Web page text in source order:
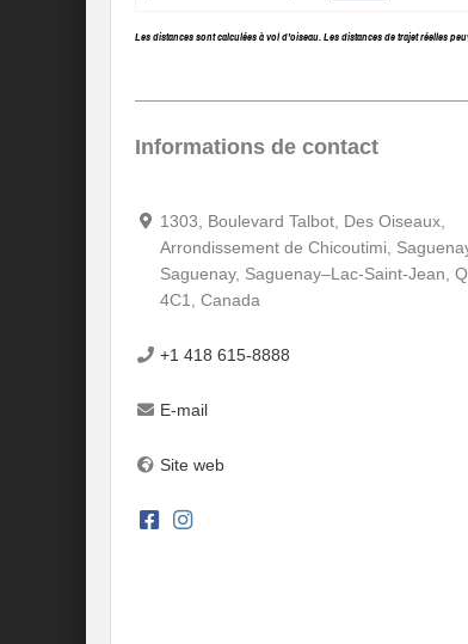
Les distances sont calculées à vol d’oiseau. Les distances de trajet réelles
Informations de contact
1303, Boulevard Talbot, Des Oiseaux,
Arrondissement de Chicoutimi,
Saguenay, Saguenay–Lac-Saint-Jean,
4C1, Canada
+1 418 615-8888
E-mail
Site web